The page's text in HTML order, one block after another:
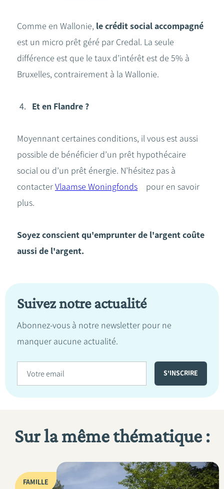
Comme en Wallonie, le crédit social accompagné
est un micro prêt géré par Credal. La seule
différence est que le taux d’intérêt est de 5% à
Bruxelles, contrairement à la Wallonie.
Et en Flandre ?
Moyennant certaines conditions, il vous est aussi
possible de bénéficier d’un prêt hypothécaire
social ou d’un prêt énergie. N’hésitez pas à
contacterVlaamse Woningfonds
pour en savoir
plus.
Soyez conscient qu'emprunter de l'argent coûte
aussi de l'argent.
Suivez notre actualité
Abonnez-vous à notre newsletter pour ne
manquer aucune actualité.
Sur la même thématique :
FAMILLE